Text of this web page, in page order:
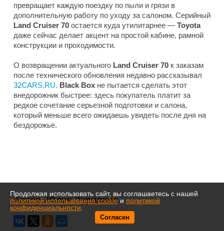
превращает каждую поездку по пыли и грязи в
дополнительную работу по уходу за салоном. Серийный
Land Cruiser 70 остается куда утилитарнее — Toyota
даже сейчас делает акцент на простой кабине, рамной
конструкции и проходимости.
О возвращении актуального Land Cruiser 70 к заказам
после технического обновления недавно рассказывал
32CARS.RU. Black Box не пытается сделать этот
внедорожник быстрее: здесь покупатель платит за
редкое сочетание серьезной подготовки и салона,
который меньше всего ожидаешь увидеть после дня на
бездорожье.
Автор: Юлия Зурилина
Продолжая использовать сайт, вы соглашаетесь с нашей
политикой использования cookie и политикой
конфиденциальности.
Согласен